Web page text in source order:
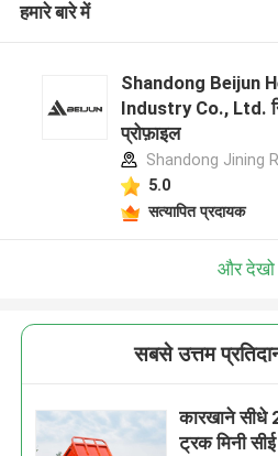
हमारे बारे में
Shandong Beijun
Industry Co., Ltd.
प्रोफ़ाइल
Shandong Jining
5.0
सत्यापित प्रदायक
और देखो
सबसे उत्तम
कारखाने सीधे
ट्रक मिनी